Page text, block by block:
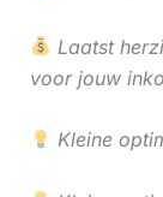
Laatst
voor jouw
Kleine